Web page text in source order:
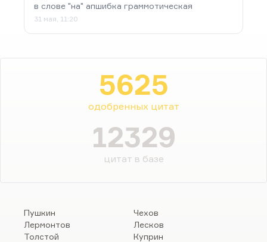
в слове "на" апшибка граммотическая
31 мая, 11:20
5625
одобренных цитат
12329
цитат в базе
Пушкин
Лермонтов
Толстой
Чехов
Лесков
Куприн